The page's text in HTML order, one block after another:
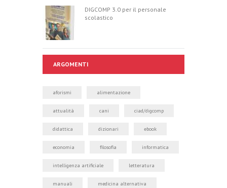
DIGCOMP 3.0 per il personale
scolastico
ARGOMENTI
aforismi alimentazione
attualità cani ciad/digcomp
didattica dizionari ebook
economia filosofia informatica
intelligenza artificiale letteratura
manuali medicina alternativa